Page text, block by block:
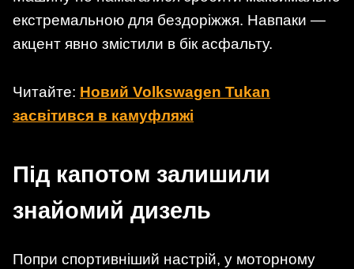
екстремальною для бездоріжжя. Навпаки —
акцент явно змістили в бік асфальту.
Читайте: Новий Volkswagen Tukan
засвітився в камуфляжі
Під капотом залишили
знайомий дизель
Попри спортивніший настрій, у моторному